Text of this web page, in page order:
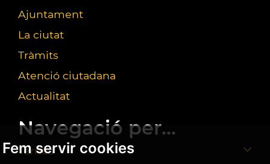
Fem servir cookies
Ajuntament
La ciutat
Tràmits
Atenció ciutadana
Actualitat
Navegació per...
Temes